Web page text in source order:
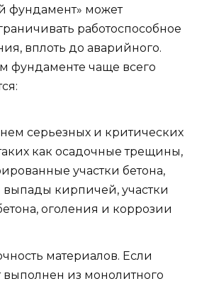
фундамент» может
работоспособное
вплоть до аварийного.
фундаменте чаще всего
серьезных и критических
как осадочные трещины,
участки бетона,
кирпичей, участки
оголения и коррозии
материалов. Если
из монолитного